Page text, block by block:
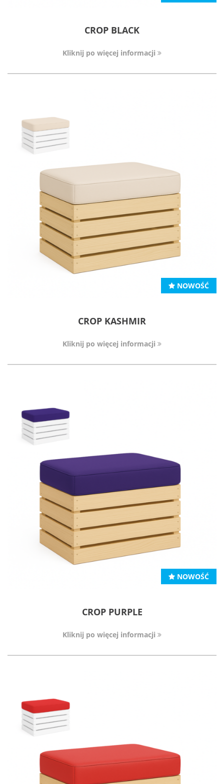
CROP BLACK
Kliknij po więcej informacji
NOWOŚĆ
CROP KASHMIR
Kliknij po więcej informacji
NOWOŚĆ
CROP PURPLE
Kliknij po więcej informacji